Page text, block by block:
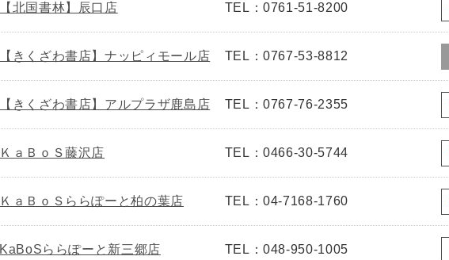
【北国書林】辰口店 TEL：0761-51-8200
【きくざわ書店】ナッピィモール店 TEL：0767-53-8812
【きくざわ書店】アルプラザ鹿島店 TEL：0767-76-2355
ＫａＢｏＳ藤沢店 TEL：0466-30-5744
ＫａＢｏＳららぽーと柏の葉店 TEL：04-7168-1760
KaBoSららぽーと新三郷店 TEL：048-950-1005